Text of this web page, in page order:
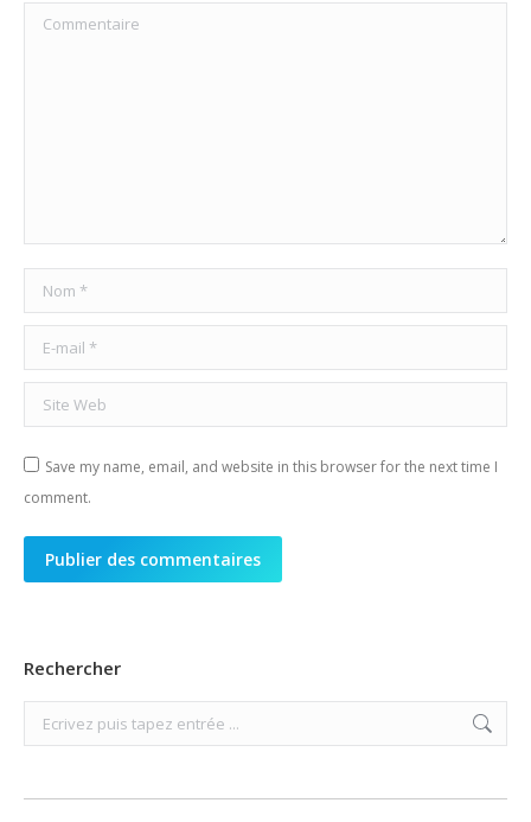
Commentaire
Nom *
E-mail *
Site Web
Save my name, email, and website in this browser for the next time I
comment.
Publier des commentaires
Rechercher
Search: